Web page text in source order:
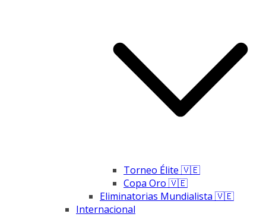
Torneo Élite 🇻🇪
Copa Oro 🇻🇪
Eliminatorias Mundialista 🇻🇪
Internacional